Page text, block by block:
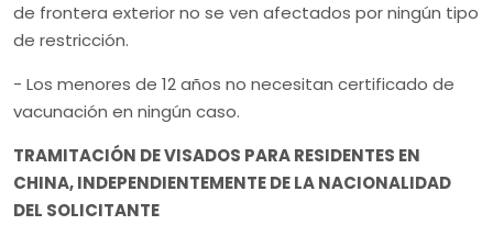
de frontera exterior no se ven afectados por ningún tipo
de restricción.
- Los menores de 12 años no necesitan certificado de
vacunación en ningún caso.
TRAMITACIÓN DE VISADOS PARA RESIDENTES EN
CHINA, INDEPENDIENTEMENTE DE LA NACIONALIDAD
DEL SOLICITANTE